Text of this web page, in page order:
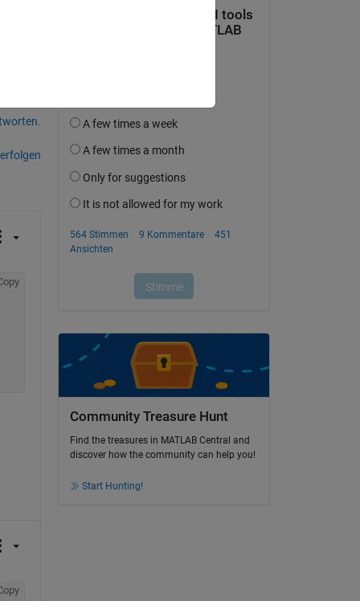
Community Treasure Hunt
Find the treasures in MATLAB Central and
discover how the community can help you!
Start Hunting!